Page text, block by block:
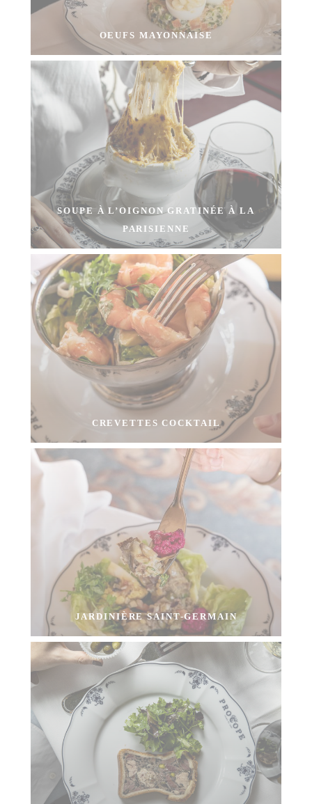
OEUFS MAYONNAISE
SOUPE À L’OIGNON GRATINÉE À LA
PARISIENNE
CREVETTES COCKTAIL
JARDINIÈRE SAINT-GERMAIN